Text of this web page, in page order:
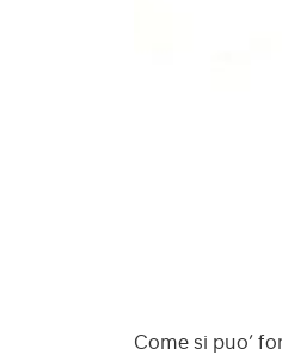
Come si puo’